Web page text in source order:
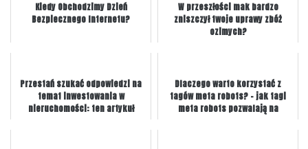
Kiedy Obchodzimy Dzień
Bezpiecznego Internetu?
W przeszłości mak bardzo
zniszczył twoje uprawy zbóż
ozimych?
Przestań szukać odpowiedzi na
temat inwestowania w
nieruchomości: ten artykuł
Dlaczego warto korzystać z
tagów meta robots? – jak tagi
meta robots pozwalają na